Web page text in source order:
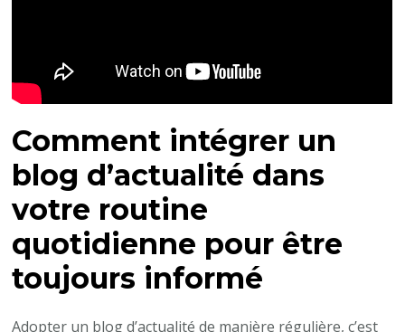
Comment intégrer un
blog d’actualité dans
votre routine
quotidienne pour être
toujours informé
Adopter un blog d’actualité de manière régulière, c’est